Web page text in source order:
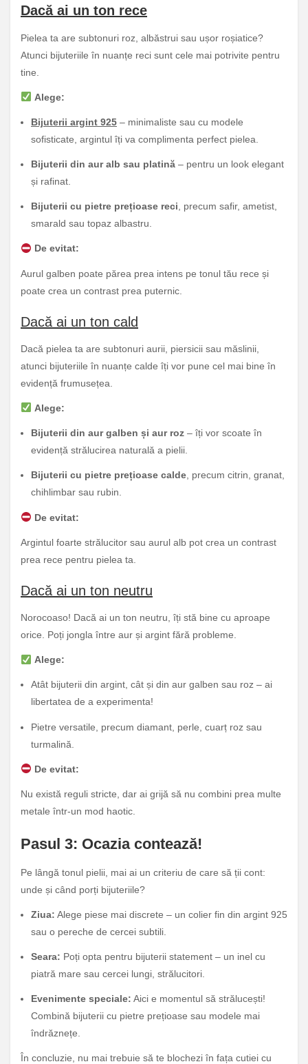
Dacă ai un ton rece
Pielea ta are subtonuri roz, albăstrui sau ușor roșiatice?
Atunci bijuteriile în nuanțe reci sunt cele mai potrivite pentru
tine.
Alege:
Bijuterii argint 925 – minimaliste sau cu modele
sofisticate, argintul îți va complimenta perfect pielea.
Bijuterii din aur alb sau platină – pentru un look elegant
și rafinat.
Bijuterii cu pietre prețioase reci, precum safir, ametist,
smarald sau topaz albastru.
De evitat:
Aurul galben poate părea prea intens pe tonul tău rece și
poate crea un contrast prea puternic.
Dacă ai un ton cald
Dacă pielea ta are subtonuri aurii, piersicii sau măslinii,
atunci bijuteriile în nuanțe calde îți vor pune cel mai bine în
evidență frumusețea.
Alege:
Bijuterii din aur galben și aur roz – îți vor scoate în
evidență strălucirea naturală a pielii.
Bijuterii cu pietre prețioase calde, precum citrin, granat,
chihlimbar sau rubin.
De evitat:
Argintul foarte strălucitor sau aurul alb pot crea un contrast
prea rece pentru pielea ta.
Dacă ai un ton neutru
Norocoaso! Dacă ai un ton neutru, îți stă bine cu aproape
orice. Poți jongla între aur și argint fără probleme.
Alege:
Atât bijuterii din argint, cât și din aur galben sau roz – ai
libertatea de a experimenta!
Pietre versatile, precum diamant, perle, cuarț roz sau
turmalină.
De evitat:
Nu există reguli stricte, dar ai grijă să nu combini prea multe
metale într-un mod haotic.
Pasul 3: Ocazia contează!
Pe lângă tonul pielii, mai ai un criteriu de care să ții cont:
unde și când porți bijuteriile?
Ziua: Alege piese mai discrete – un colier fin din argint 925
sau o pereche de cercei subtili.
Seara: Poți opta pentru bijuterii statement – un inel cu
piatră mare sau cercei lungi, strălucitori.
Evenimente speciale: Aici e momentul să strălucești!
Combină bijuterii cu pietre prețioase sau modele mai
îndrăznețe.
În concluzie, nu mai trebuie să te blochezi în fața cutiei cu